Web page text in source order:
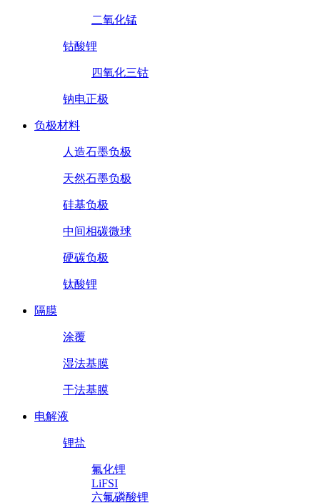
二氧化锰
钴酸锂
四氧化三钴
钠电正极
负极材料
人造石墨负极
天然石墨负极
硅基负极
中间相碳微球
硬碳负极
钛酸锂
隔膜
涂覆
湿法基膜
干法基膜
电解液
锂盐
氟化锂
LiFSI
六氟磷酸锂